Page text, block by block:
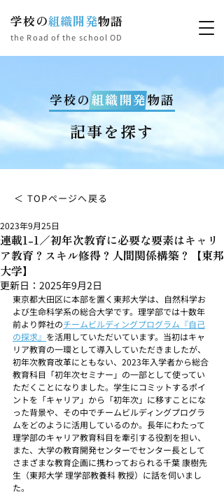
学校の組織開発物語
the Road of the school OD
学校の組織開発物語
記事を探す
＜ TOPページへ戻る
連載1-1／初年次教育に必要な要素はキャリ
ア教育？スキル修得？人間関係構築？【東邦
大学】
2023年9月25日
更新日： 2025年9月2日
東京都大田区に本部を置く東邦大学は、自然科学お
よび生命科学系の総合大学です。理学部では十数年
前より弊社のチームビルディングプログラム『自己
の探求』 を活用していただいています。当初はキャ
リア教育の一環として導入していただきましたが、
初年次教育改革にともない、2023年入学者から総合
教育科目「初年次セミナー」の一部として使ってい
ただくことになりました。学生にコミットするポイ
ントを「キャリア」から「初年次」に移すことにな
った背景や、その中でチームビルディングプログラ
ムをどのように活用しているのか。長年にわたって
理学部のキャリア教育科目を牽引する役割を担い、
また、大学の教育開発センターでセンター長として
さまざまな教育企画に携わっておられる千葉 康樹先
生（東邦大学 理学部教養科 教授）に話を伺いまし
た。